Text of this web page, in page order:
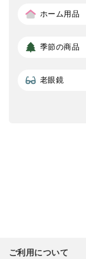
ホーム用品
季節の商品
老眼鏡
ご利用について